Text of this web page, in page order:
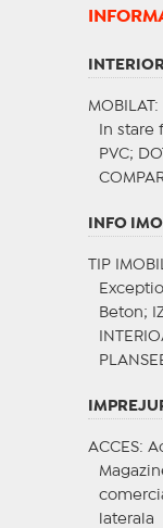
INTERIOR
MOBILAT :
In stare
PVC;
INFO
TIP IMOBIL
Beton;
ACCES:
laterala